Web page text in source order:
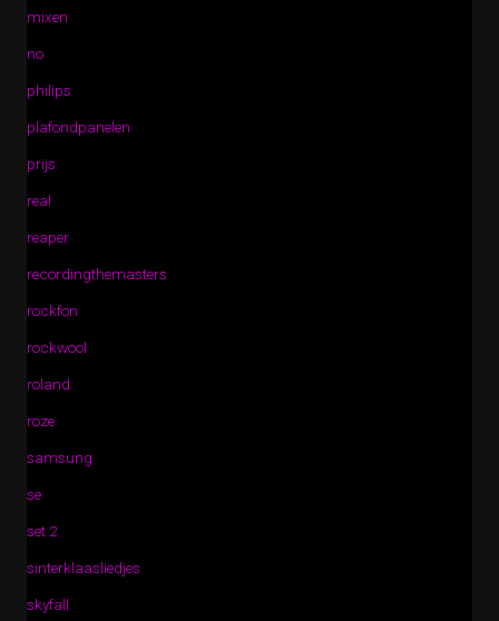
mixen
no
philips
plafondpanelen
prijs
real
reaper
recordingthemasters
rockfon
rockwool
roland
roze
samsung
se
set 2
sinterklaasliedjes
skyfall